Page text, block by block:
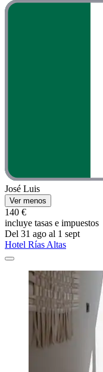
José Luis
Ver menos
140 €
incluye tasas e impuestos
Del 31 ago al 1 sept
Hotel Rías Altas